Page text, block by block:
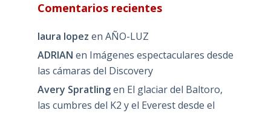
Comentarios recientes
laura lopez en AÑO-LUZ
ADRIAN en Imágenes espectaculares desde
las cámaras del Discovery
Avery Spratlingen El glaciar del Baltoro,
las cumbres del K2 y el Everest desde el